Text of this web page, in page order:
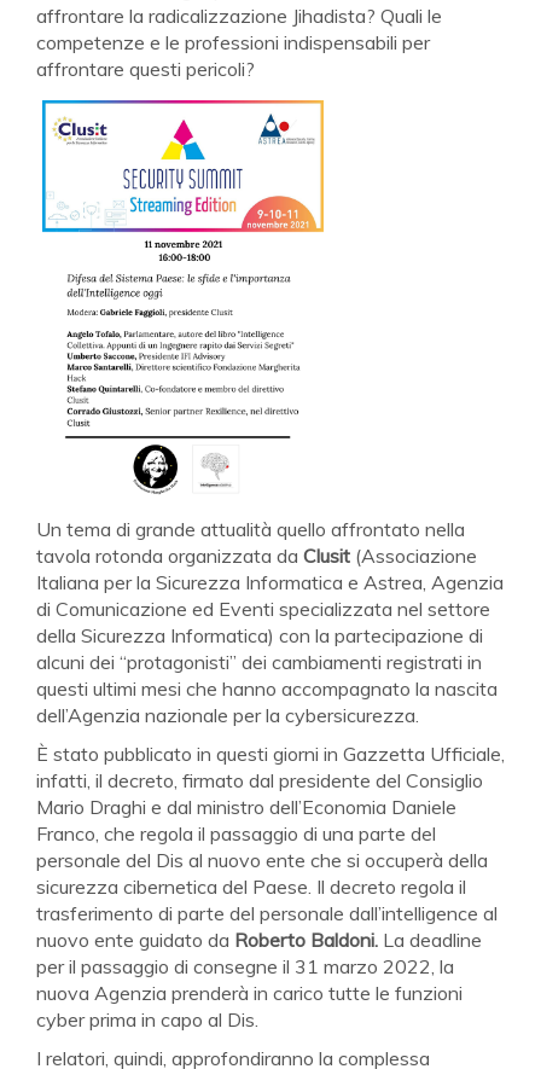
affrontare la radicalizzazione Jihadista? Quali le
competenze e le professioni indispensabili per
affrontare questi pericoli?
Un tema di grande attualità quello affrontato nella
tavola rotonda organizzata da Clusit (Associazione
Italiana per la Sicurezza Informatica e Astrea, Agenzia
di Comunicazione ed Eventi specializzata nel settore
della Sicurezza Informatica) con la partecipazione di
alcuni dei “protagonisti” dei cambiamenti registrati in
questi ultimi mesi che hanno accompagnato la nascita
dell’Agenzia nazionale per la cybersicurezza.
È stato pubblicato in questi giorni in Gazzetta Ufficiale,
infatti, il decreto, firmato dal presidente del Consiglio
Mario Draghi e dal ministro dell’Economia Daniele
Franco, che regola il passaggio di una parte del
personale del Dis al nuovo ente che si occuperà della
sicurezza cibernetica del Paese. Il decreto regola il
trasferimento di parte del personale dall’intelligence al
nuovo ente guidato da Roberto Baldoni. La deadline
per il passaggio di consegne il 31 marzo 2022, la
nuova Agenzia prenderà in carico tutte le funzioni
cyber prima in capo al Dis.
I relatori, quindi, approfondiranno la complessa